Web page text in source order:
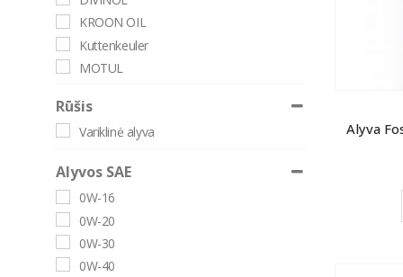
Alyva
KROON OIL
Kuttenkeuler
MOTUL
Rūšis
Variklinė alyva
Alyvos SAE
0W-16
0W-20
0W-30
0W-40